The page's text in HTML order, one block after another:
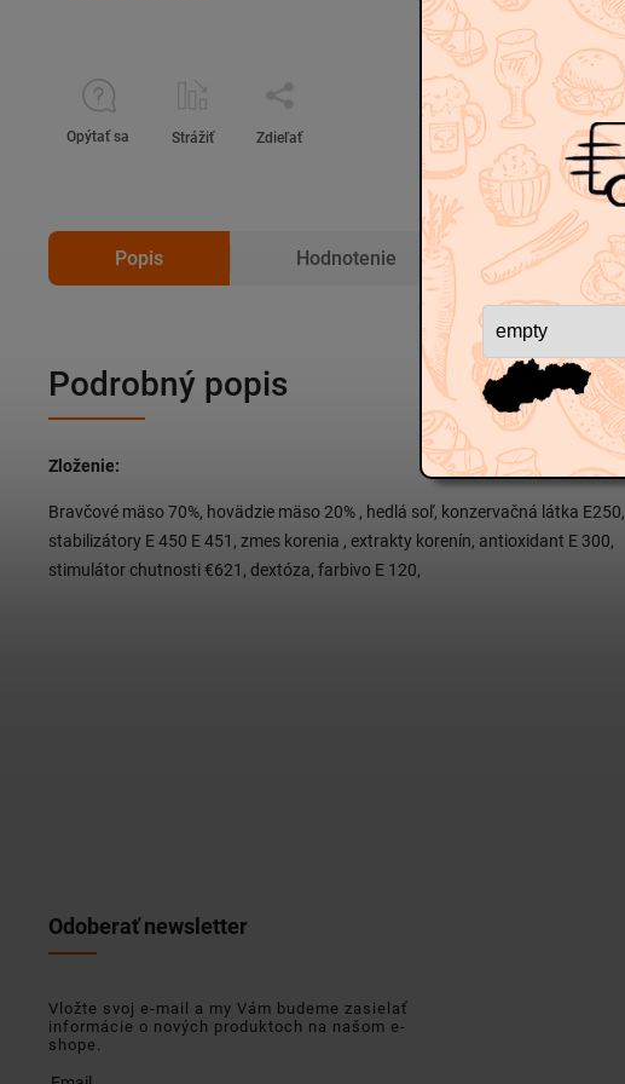
Opýtať sa Strážiť Zdieľať
Popis Hodnotenie Diskusia
Podrobný popis
Zloženie:
Bravčové mäso 70%, hovädzie mäso 20% , hedlá soľ, konzervačná látka E250,
stabilizátory E 450 E 451, zmes korenia , extrakty korenín, antioxidant E 300,
stimulátor chutnosti €621, dextóza, farbivo E 120,
Odoberať newsletter
Vložte svoj e-mail a my Vám budeme zasielať
informácie o nových produktoch na našom e-
shope.